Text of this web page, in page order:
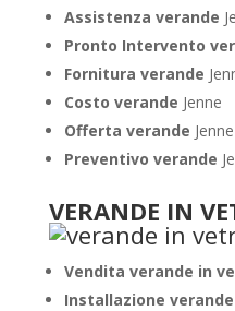
Assistenza verande
Pronto Intervento
Fornitura verande
Costo verande Jenne
Offerta verande Jenne
Preventivo verande
VERANDE IN
Vendita verande in
Installazione